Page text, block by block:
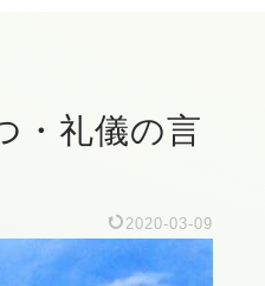
礼儀の言
2020-03-09